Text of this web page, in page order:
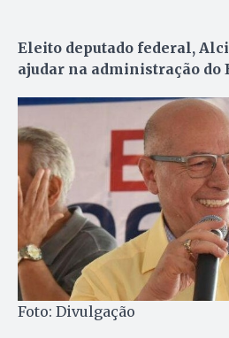
Eleito deputado federal,
ajudar na administração do
Foto: Divulgação